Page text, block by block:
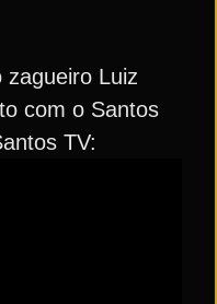
zagueiro Luiz
com o Santos
TV: